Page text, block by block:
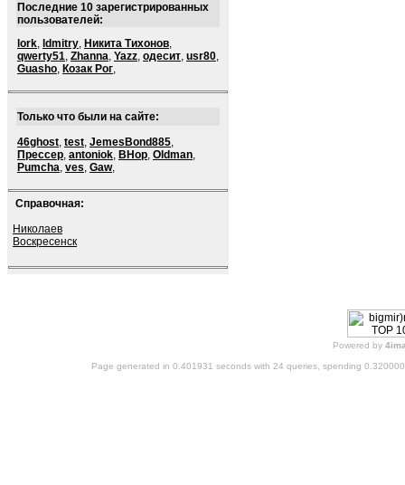
Последние 10 зарегистрированных
пользователей:
lork, ldmitry, Никита Тихонов,
qwerty51, Zhanna, Yazz, одесит, usr80,
Guasho, Козак Рог,
Только что были на сайте:
46ghost, test, JemesBond885,
Прессер, antoniok, BHop, Oldman,
Pumcha, ves, Gaw,
Справочная:
Николаев
Воскресенск
Powered by
Page generated in 0.401931 seconds with 24 queries, spending